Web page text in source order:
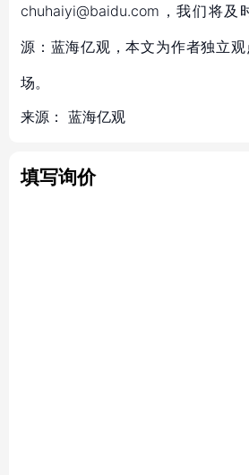
chuhaiyi@baidu.com，我们将及
源：蓝海亿观，本文为作者独立
场。
来源： 蓝海亿观
填写询价